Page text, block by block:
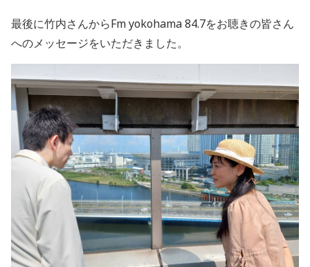
最後に竹内さんからFm yokohama 84.7をお聴きの皆さん
へのメッセージをいただきました。